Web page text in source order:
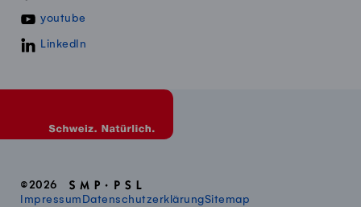
youtube
LinkedIn
©2026
Impressum DatenschutzerklärungSitemap